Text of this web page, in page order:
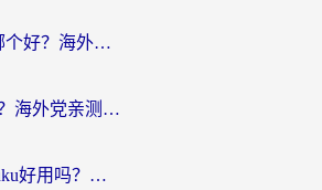
雷神手游和sixfast哪个好？海外党亲测3款回国加速器，教你选对不踩坑
穿梭和快喵好用吗？海外党亲测：小众加速器对比+番茄加速器深度体验
云极和Unblock Youku好用吗？海外党亲测+2026回国加速器避坑指南